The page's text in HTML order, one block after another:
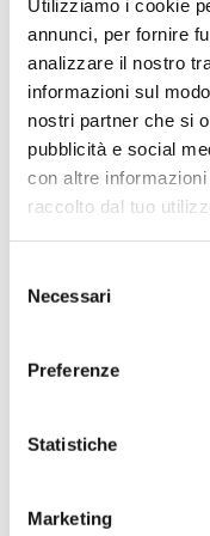
Utilizziamo i cookie
annunci, per fornire
analizzare il nostro
informazioni sul
nostri partner che si
pubblicità e social
con altre
raccolto dal tuo
delNecessari
Preferenze
Statistiche
Marketing
Governo dello
Conferenza
Mondiale della
"Costruire un
e 5 maggio a
Conferenza
che empirico
difensori dei
della società
contenuti,